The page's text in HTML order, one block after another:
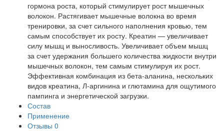
гормона роста, который стимулирует рост мышечных
волокон. Растягивает мышечные волокна во время
тренировки, за счет сильного наполнения кровью, тем
самым способствует их росту. Креатин — увеличивает
силу мышц и выносливость. Увеличивает объем мышц
за счет удержания большего количества жидкости внутри
мышечных волокон, тем самым стимулируя их рост.
Эффективная комбинация из бета-аланина, нескольких
видов креатина, Л-аргинина и глютамина для ощутимого
пампинга и энергетической загрузки.
Состав
Применение
Отзывы 0